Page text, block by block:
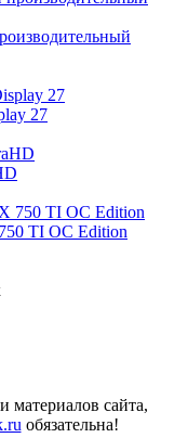
27
TI OC Edition
материалов сайта,
обязательна!